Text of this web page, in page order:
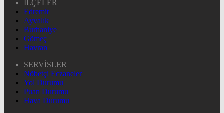
İLÇELER
Edremit
Ayvalık
Burhaniye
Gömeç
Havran
SERVİSLER
Nöbetçi Eczaneler
Yol Durumu
Puan Durumu
Hava Durumu